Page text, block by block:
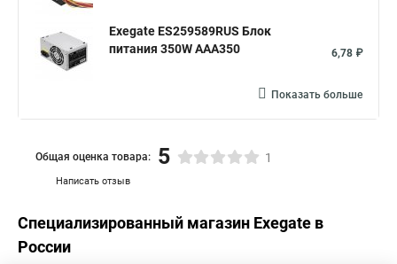
Exegate ES259589RUS Блок
питания 350W AAA350
6,78 ₽
Показать больше
Написать отзыв
Общая оценка товара: 5 1
Специализированный магазин Exegate в
России